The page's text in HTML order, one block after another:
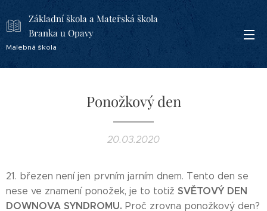
Základní škola a Mateřská škola
Branka u Opavy
Malebná škola
Ponožkový den
20.03.2020
21. březen není jen prvním jarním dnem. Tento den se
nese ve znamení ponožek, je to totiž SVĚTOVÝ DEN
DOWNOVA SYNDROMU. Proč zrovna ponožkový den?